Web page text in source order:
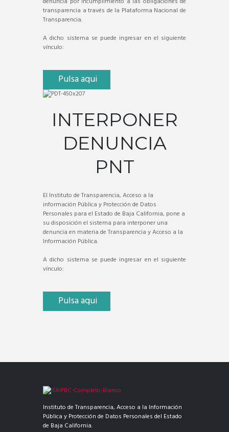
transparencia a través de la Plataforma Nacional de
Transparencia.
A dicho sistema se puede ingresar en el siguiente
vínculo:
Pulsa aqui
INTERPONER
DENUNCIA
PNT
El Instituto de Transparencia, Acceso a la
información Pública y Protección de Datos
Personales para el Estado de Baja California, pone a
su disposición el sistema para interponer una
denuncia en materia de Transparencia y Acceso a la
Información Pública.
A dicho sistema se puede ingresar en el siguiente
vínculo:
Pulsa aqui
Instituto de Transparencia, Acceso a la Información
Pública y Protección de Datos Personales del Estado
de Baja California.